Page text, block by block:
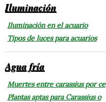
Iluminación
Iluminación en el acuario
Tipos de luces para acuarios
Agua fría
Muertes entre carassius por ce
Plantas aptas para Carassius o